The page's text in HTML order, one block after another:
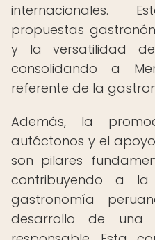
internacionales.
propuestas
y la versatilidad
consolidando a
referente de la
Además, la
autóctonos y el
son pilares
contribuyendo a
gastronomía
desarrollo de una